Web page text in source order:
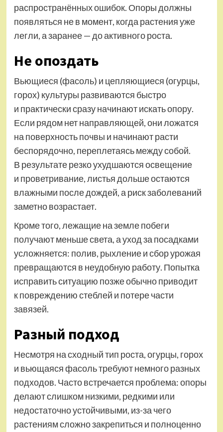
распространённых ошибок. Опоры должны
появляться не в момент, когда растения уже
легли, а заранее — до активного роста.
Не опоздать
Вьющиеся (фасоль) и цепляющиеся (огурцы,
горох) культуры развиваются быстро
и практически сразу начинают искать опору.
Если рядом нет направляющей, они ложатся
на поверхность почвы и начинают расти
беспорядочно, переплетаясь между собой.
В результате резко ухудшаются освещение
и проветривание, листья дольше остаются
влажными после дождей, а риск заболеваний
заметно возрастает.
Кроме того, лежащие на земле побеги
получают меньше света, а уход за посадками
усложняется: полив, рыхление и сбор урожая
превращаются в неудобную работу. Попытка
исправить ситуацию позже обычно приводит
к повреждению стеблей и потере части
завязей.
Разный подход
Несмотря на сходный тип роста, огурцы, горох
и вьющаяся фасоль требуют немного разных
подходов. Часто встречается проблема: опоры
делают слишком низкими, редкими или
недостаточно устойчивыми, из-за чего
растениям сложно закрепиться и полноценно